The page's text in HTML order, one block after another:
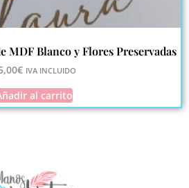
MDF Blanco y Flores Preservadas
€ IVA INCLUIDO
al carrito